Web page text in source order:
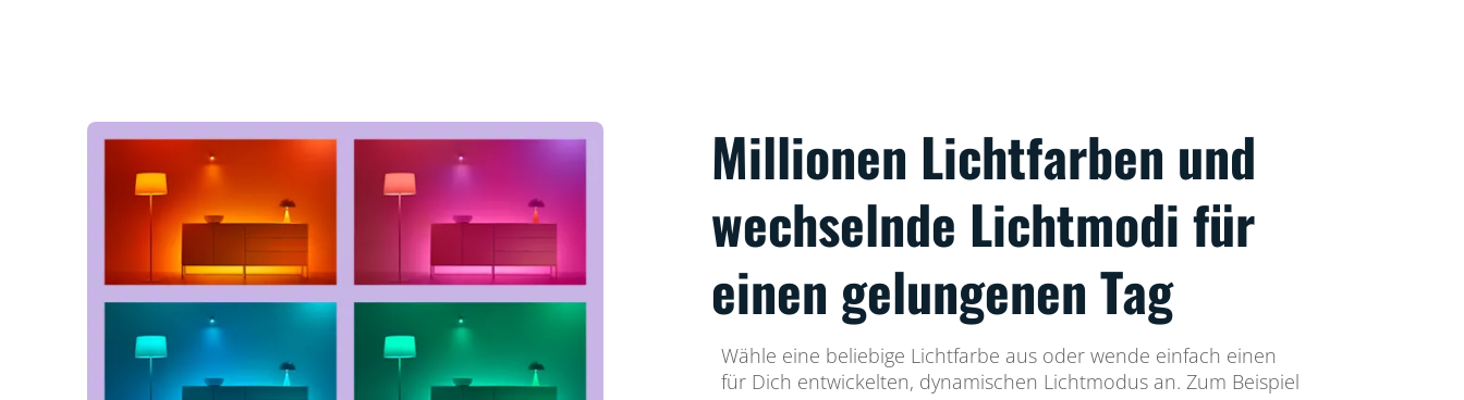
Millionen Lichtfarben und
wechselnde Lichtmodi für
einen gelungenen Tag
Wähle eine beliebige Lichtfarbe aus oder wende einfach einen
für Dich entwickelten, dynamischen Lichtmodus an. Zum Beispiel